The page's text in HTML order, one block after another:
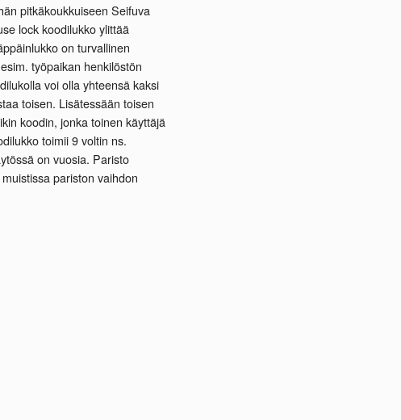
pitkäkoukkuiseen Seifuva
lock koodilukko ylittää
on turvallinen
työpaikan henkilöstön
voi olla yhteensä kaksi
toisen. Lisätessään toisen
koodin, jonka toinen käyttäjä
toimii 9 voltin ns.
on vuosia. Paristo
pariston vaihdon